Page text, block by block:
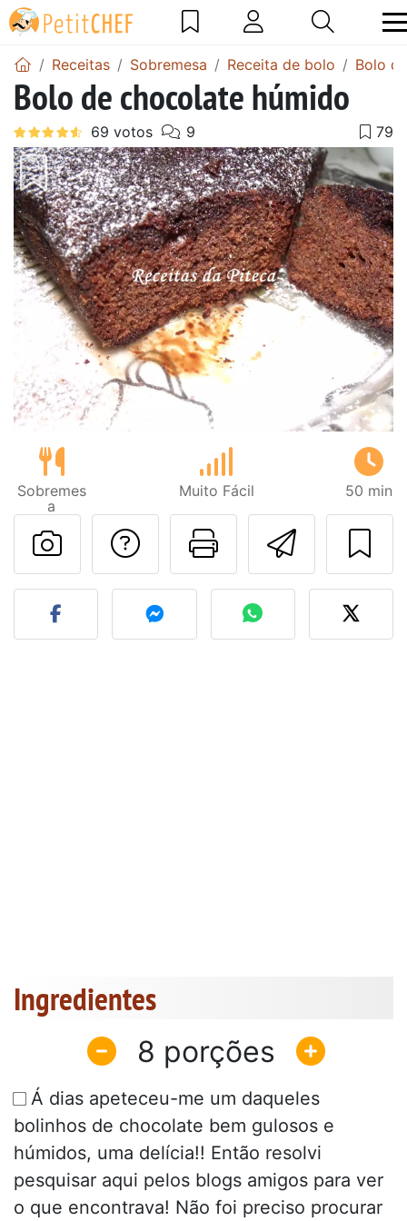
Receitas Sobremesa Receita de bolo Bolo
Bolo de chocolate húmido
Sobremes
a
Muito Fácil 50 min
Imprima
Falar com o autor
Fez esta receita?
Ingredientes
8
Á dias apeteceu-me um daqueles
bolinhos de chocolate bem gulosos e
húmidos, uma delícia!! Então resolvi
pesquisar aqui pelos blogs amigos para ver
o que encontrava! Não foi preciso procurar